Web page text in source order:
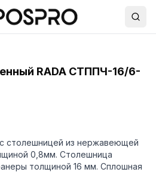
RADA СТППЧ-16/6-
столешницей из нержавеющей
0,8мм. Столешница
толщиной 16 мм. Сплошная